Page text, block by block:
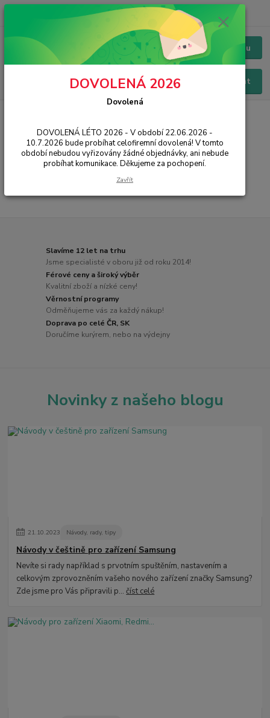
Menu
Hledat
Chat / Online podpora - 24/7
MediaPad M2 8"
Slavíme 12 let na trhu
Jsme specialisté v oboru již od roku 2014!
Férové ceny a široký výběr
Kvalitní zboží a nízké ceny!
Věrnostní programy
Odměňujeme vás za každý nákup!
Doprava po celé ČR, SK
Doručíme kurýrem, nebo na výdejny
Novinky z našeho blogu
21.10.2023 Návody, rady, tipy
Návody v češtině pro zařízení Samsung
Nevíte si rady například s prvotním spuštěním, nastavením a
celkovým zprovozněním vašeho nového zařízení značky Samsung?
Zde jsme pro Vás připravili p...číst celé
DOVOLENÁ 2026
Dovolená
DOVOLENÁ LÉTO 2026 - V období 22.06.2026 -
10.7.2026 bude probíhat celofiremní dovolená! V tomto
období nebudou vyřizovány žádné objednávky, ani nebude
probíhat komunikace. Děkujeme za pochopení.
Zavřít